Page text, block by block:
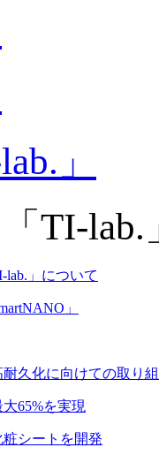
」
TI-lab.
」について
」
久化に向けての取り
65%を実現
シートを開発